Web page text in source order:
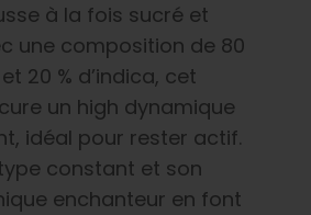
à la fois sucré et
une composition de 80
20 % d’indica, cet
un high dynamique
idéal pour rester actif.
constant et son
enchanteur en font